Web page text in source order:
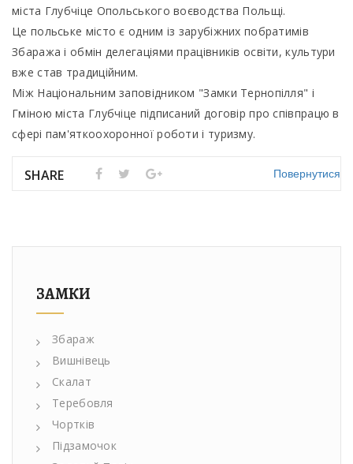
міста Глубчіце Опольського воєводства Польщі.
Це польське місто є одним із зарубіжних побратимів
Збаража і обмін делегаціями працівників освіти, культури
вже став традиційним.
Між Національним заповідником "Замки Тернопілля" і
Гміною міста Глубчіце підписаний договір про співпрацю в
сфері пам'яткоохоронної роботи і туризму.
SHARE Повернутися
ЗАМКИ
Збараж
Вишнівець
Скалат
Теребовля
Чортків
Підзамочок